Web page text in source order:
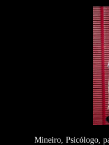
Mineiro, Psicólogo,